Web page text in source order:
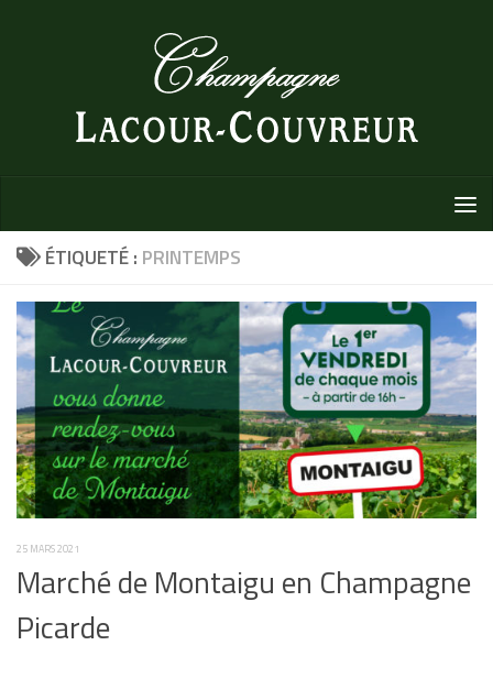
Au dessous du contenu
ÉTIQUETÉ : PRINTEMPS
25 MARS 2021
Marché de Montaigu en Champagne
Picarde